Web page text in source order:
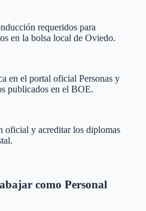
requeridos para
en la bolsa local de Oviedo.
en el portal oficial Personas y
publicados en el BOE.
oficial y acreditar los diplomas
como Personal